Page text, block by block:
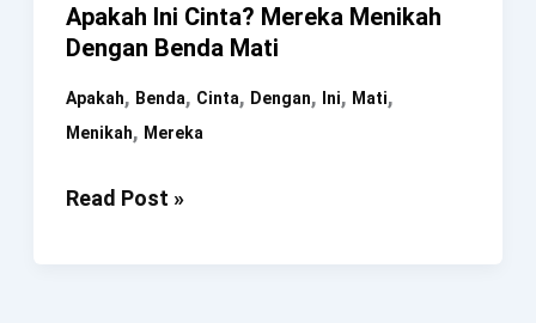
Apakah Ini Cinta? Mereka Menikah
Dengan Benda Mati
Apakah, Benda, Cinta, Dengan, Ini, Mati,
Menikah, Mereka
Apakah
Read Post »